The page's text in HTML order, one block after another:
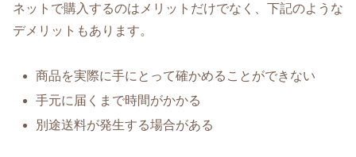
ネットで購入するのはメリットだけでなく、下記のような
デメリットもあります。
商品を実際に手にとって確かめることができない
手元に届くまで時間がかかる
別途送料が発生する場合がある